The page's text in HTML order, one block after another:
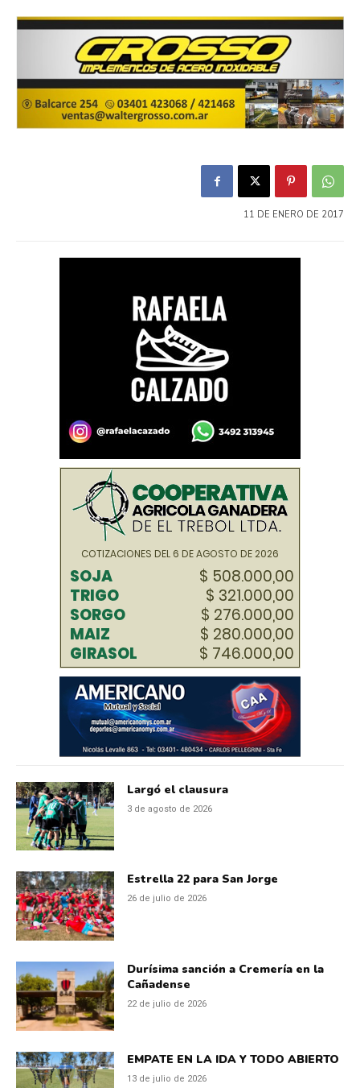
11 DE ENERO DE 2017
Largó el clausura
3 de agosto de 2026
Estrella 22 para San Jorge
26 de julio de 2026
Durísima sanción a Cremería en la
Cañadense
22 de julio de 2026
EMPATE EN LA IDA Y TODO ABIERTO
13 de julio de 2026